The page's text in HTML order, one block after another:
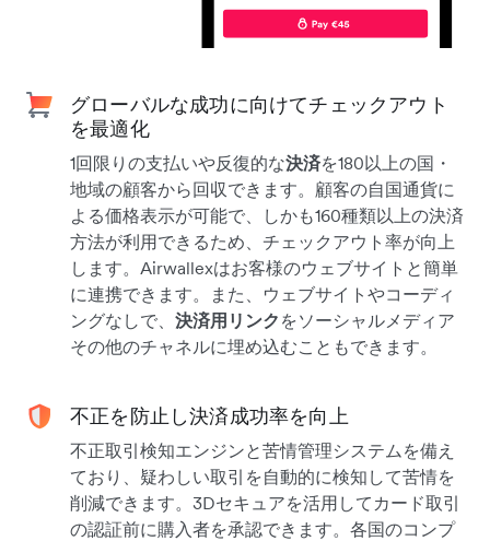
グローバルな成功に向けてチェックアウト
を最適化
1回限りの支払いや反復的な決済を180以上の国・
地域の顧客から回収できます。顧客の自国通貨に
よる価格表示が可能で、しかも160種類以上の決済
方法が利用できるため、チェックアウト率が向上
します。Airwallexはお客様のウェブサイトと簡単
に連携できます。また、ウェブサイトやコーディ
ングなしで、 決済用リンク をソーシャルメディア
その他のチャネルに埋め込むこともできます。
不正を防止し決済成功率を向上
不正取引検知エンジンと苦情管理システムを備え
ており、疑わしい取引を自動的に検知して苦情を
削減できます。3Dセキュアを活用してカード取引
の認証前に購入者を承認できます。各国のコンプ